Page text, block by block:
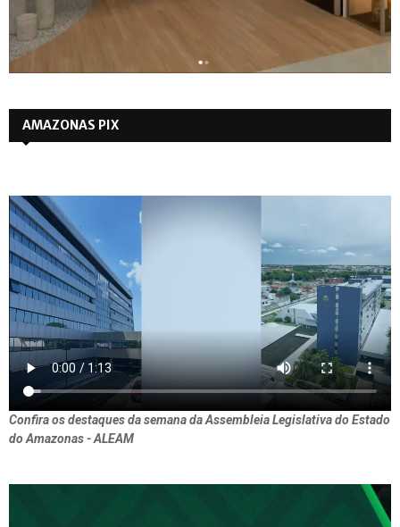
AMAZONAS PIX
Confira os destaques da semana da Assembleia Legislativa do Estado
do Amazonas - ALEAM